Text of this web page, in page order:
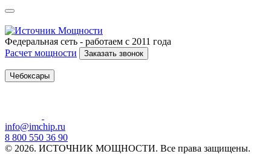
Федеральная сеть - работаем с 2011 года
Расчет мощности
Заказать звонок
Чебоксары
info@imchip.ru
8 800 550 36 90
© 2026. ИСТОЧНИК МОЩНОСТИ. Все права защищены.